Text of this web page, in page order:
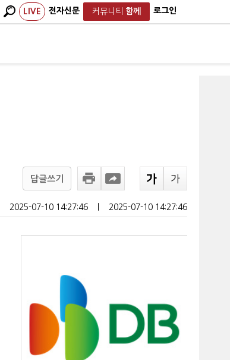
LIVE 전자신문 커뮤니티 함께 로그인
답글쓰기
2025-07-10 14:27:46 2025-07-10 14:27:46